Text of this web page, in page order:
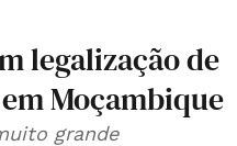
legalização de
Moçambique
grande